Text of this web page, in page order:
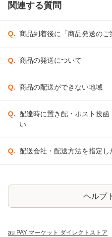
関連する質問
Q. 商品到着後に「商品発送のご
Q. 商品の発送について
Q. 商品の配送ができない地域
Q. 配達時に置き配・ポスト投
い
Q. 配送会社・配送方法を指定し
ヘルプ
au PAY マーケット ダイレクトストア